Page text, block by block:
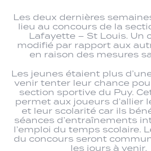
Les deux dernières
lieu au concours de la
Lafayette – St Louis. Un
modifié par rapport aux
en raison des mesures
Les jeunes étaient plus
venir tenter leur chance
section sportive du Puy.
permet aux joueurs d’allier
et leur scolarité car ils
séances d’entraînements
l’emploi du temps scolaire.
du concours seront
les jours à venir.